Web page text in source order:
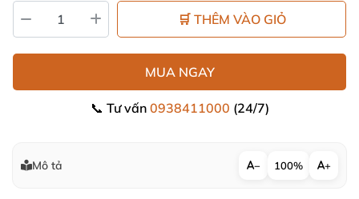
🛒 THÊM VÀO GIỎ
MUA NGAY
📞 Tư vấn 0938411000 (24/7)
Mô tả − 100% +